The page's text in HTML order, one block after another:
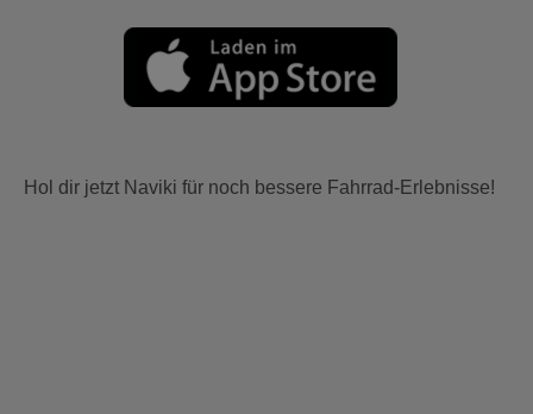
Hol dir jetzt Naviki für noch bessere Fahrrad-Erlebnisse!